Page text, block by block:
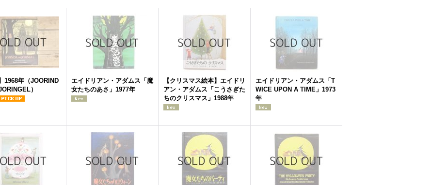
1968年（JOORIND
）
エイドリアン・アダムス「魔
女たちのあさ」1977年
【クリスマス絵本】エイドリ
アン・アダムス「こうさぎた
ちのクリスマス」1988年
エイドリアン・アダムス「T
WICE UPON A TIME」1973
年